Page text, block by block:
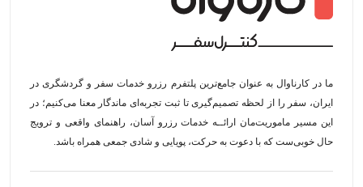
ما در کارناوال به عنوان جامع‌ترین پلتفرم رزرو خدمات سفر و گردشگری در
ایران، سفر را از لحظه‌ تصمیم‌گیری تا ثبت تجربه‌ای ماندگار معنا می‌کنیم؛ در
این مسیر‍ ماموریت‌مان اراﺋــﻪ خدمات رزرو آسان، راهنمای واقعی و ترویج
حال خوبی‌ست که با دعوت به حرکت، پویایی و شادی جمعی همراه باشد.